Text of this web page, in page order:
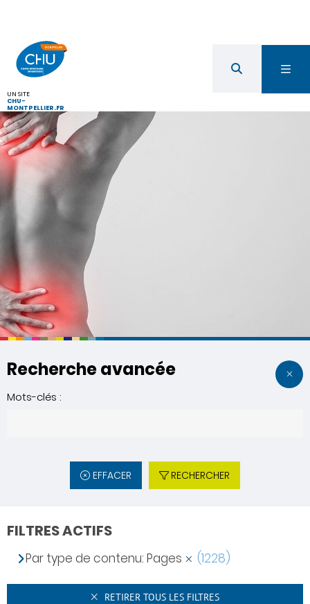
UN SITE
CHU-
MONTPELLIER.FR
Recherche avancée
Mots-clés :
EFFACER RECHERCHER
FILTRES ACTIFS
Par type de contenu: Pages (1228)
RETIRER TOUS LES FILTRES